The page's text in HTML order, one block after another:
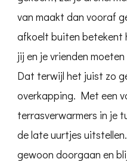
van maakt dan vooraf
afkoelt buiten betekent
jij en je vrienden
Dat terwijl het juist zo
overkapping. Met een
terrasverwarmers in je
de late uurtjes
gewoon doorgaan en